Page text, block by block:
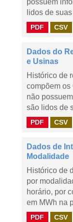
possuem
lidos de
PDF CSV
Dados do
e Usinas
Histórico de
compõem
não
são lidos de
PDF CSV
Dados de
Modalidade
Histórico de
por
horário, por
em MWh na
PDF CSV